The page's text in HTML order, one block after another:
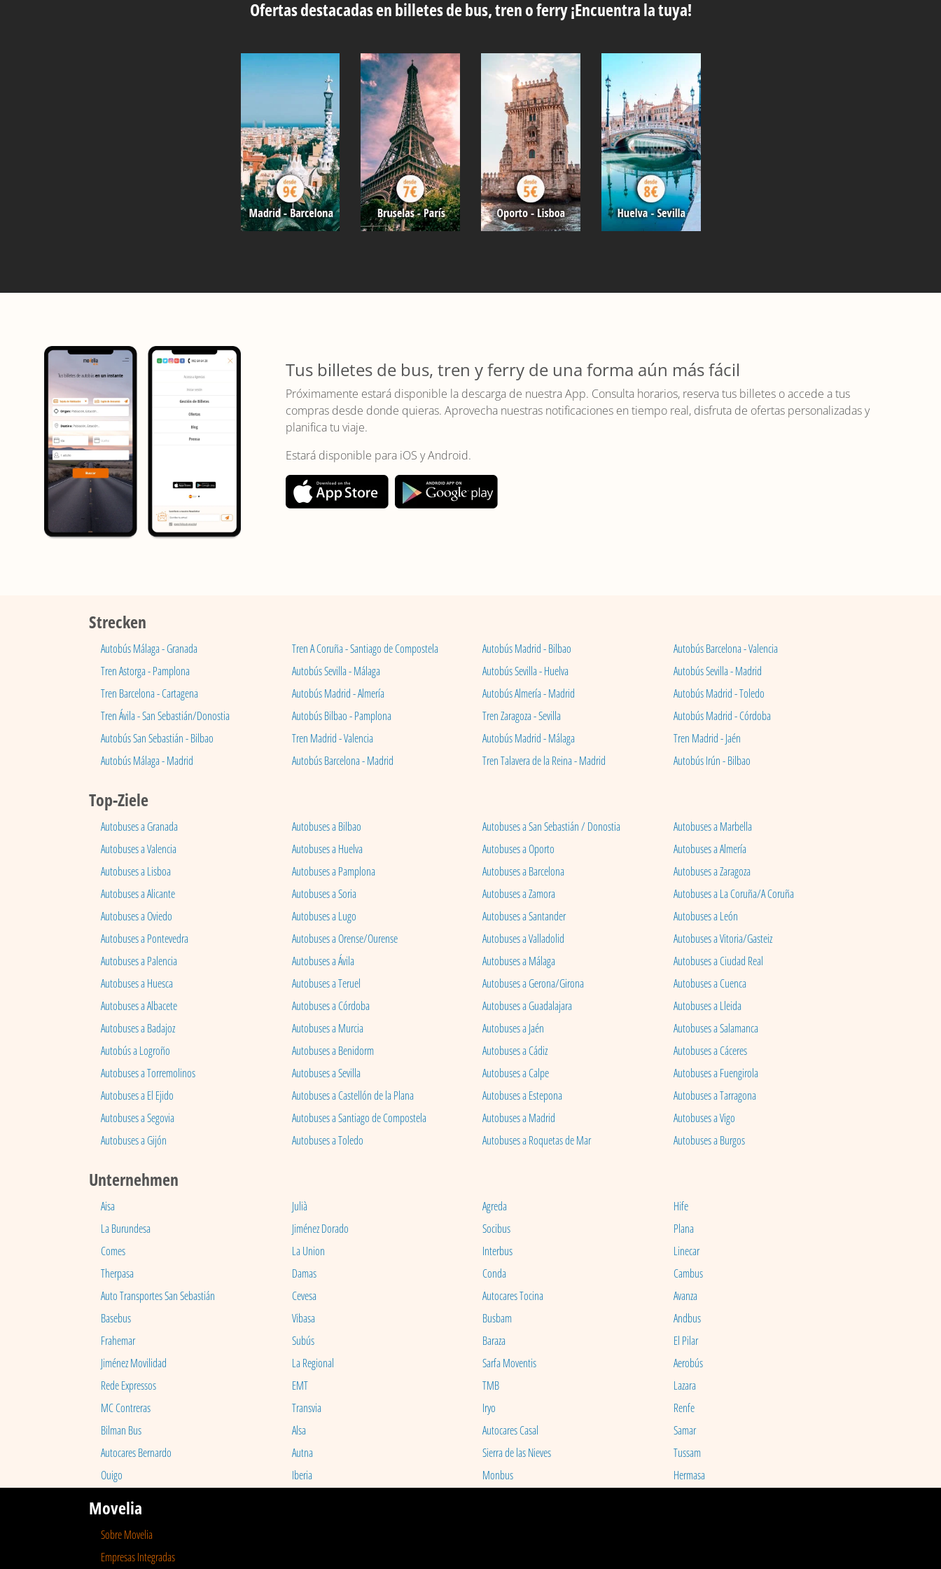
Ofertas destacadas en billetes de bus, tren o ferry ¡Encuentra la tuya!
Tus billetes de bus, tren y ferry de una forma aún más fácil
Próximamente estará disponible la descarga de nuestra App. Consulta horarios, reserva tus billetes o accede a tus
compras desde donde quieras. Aprovecha nuestras notificaciones en tiempo real, disfruta de ofertas personalizadas y
planifica tu viaje.
Estará disponible para iOS y Android.
Strecken
Autobús Málaga - Granada Tren A Coruña - Santiago de Compostela Autobús Madrid - Bilbao
Autobús Barcelona - Valencia
Tren Astorga - Pamplona
Autobús Sevilla - Málaga Autobús Sevilla - Huelva
Autobús Sevilla - Madrid
Tren Barcelona - Cartagena
Autobús Madrid - Almería Autobús Almería - Madrid
Autobús Madrid - Toledo
Tren Ávila - San Sebastián/Donostia
Autobús Bilbao - Pamplona Tren Zaragoza - Sevilla
Autobús Madrid - Córdoba
Autobús San Sebastián - Bilbao
Tren Madrid - Valencia Autobús Madrid - Málaga
Tren Madrid - Jaén
Autobús Málaga - Madrid
Autobús Barcelona - Madrid Tren Talavera de la Reina - Madrid Autobús Irún - Bilbao
Top-Ziele
Autobuses a Granada Autobuses a Bilbao Autobuses a San Sebastián / Donostia
Autobuses a Marbella
Autobuses a Valencia
Autobuses a Huelva Autobuses a Oporto
Autobuses a Almería
Autobuses a Lisboa
Autobuses a Pamplona Autobuses a Barcelona
Autobuses a Zaragoza
Autobuses a Alicante
Autobuses a Soria Autobuses a Zamora
Autobuses a La Coruña/A Coruña
Autobuses a Oviedo
Autobuses a Lugo Autobuses a Santander
Autobuses a León
Autobuses a Pontevedra
Autobuses a Orense/Ourense Autobuses a Valladolid
Autobuses a Vitoria/Gasteiz
Autobuses a Palencia
Autobuses a Ávila Autobuses a Málaga
Autobuses a Ciudad Real
Autobuses a Huesca
Autobuses a Teruel Autobuses a Gerona/Girona
Autobuses a Cuenca
Autobuses a Albacete
Autobuses a Córdoba Autobuses a Guadalajara
Autobuses a Lleida
Autobuses a Badajoz
Autobuses a Murcia Autobuses a Jaén
Autobuses a Salamanca
Autobús a Logroño
Autobuses a Benidorm Autobuses a Cádiz
Autobuses a Cáceres
Autobuses a Torremolinos
Autobuses a Sevilla Autobuses a Calpe
Autobuses a Fuengirola
Autobuses a El Ejido
Autobuses a Castellón de la Plana Autobuses a Estepona
Autobuses a Tarragona
Autobuses a Segovia
Autobuses a Santiago de Compostela Autobuses a Madrid
Autobuses a Vigo
Autobuses a Gijón
Autobuses a Toledo Autobuses a Roquetas de Mar Autobuses a Burgos
Unternehmen
Aisa Julià Agreda
Hife
La Burundesa
Jiménez Dorado Socibus
Plana
Comes
La Union Interbus
Linecar
Therpasa
Damas Conda
Cambus
Auto Transportes San Sebastián
Cevesa Autocares Tocina
Avanza
Basebus
Vibasa Busbam
Andbus
Frahemar
Subús Baraza
El Pilar
Jiménez Movilidad
La Regional Sarfa Moventis
Aerobús
Rede Expressos
EMT TMB
Lazara
MC Contreras
Transvia Iryo
Renfe
Bilman Bus
Alsa Autocares Casal
Samar
Autocares Bernardo
Autna Sierra de las Nieves
Tussam
Ouigo
Iberia Monbus Hermasa
Movelia
Sobre Movelia
Empresas Integradas